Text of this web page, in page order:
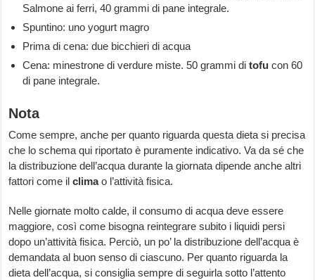
Salmone ai ferri, 40 grammi di pane integrale.
Spuntino: uno yogurt magro
Prima di cena: due bicchieri di acqua
Cena: minestrone di verdure miste. 50 grammi ditofu con 60
di pane integrale.
Nota
Come sempre, anche per quanto riguarda questa dieta si precisa
che lo schema qui riportato è puramente indicativo. Va da sé che
la distribuzione dell’acqua durante la giornata dipende anche altri
fattori come ilclimao l’attività fisica.
Nelle giornate molto calde, il consumo di acqua deve essere
maggiore, così come bisogna reintegrare subito i liquidi persi
dopo un’attività fisica. Perciò, un po’ la distribuzione dell’acqua è
demandata al buon senso di ciascuno. Per quanto riguarda la
dieta dell’acqua, si consiglia sempre di seguirla sotto l’attento